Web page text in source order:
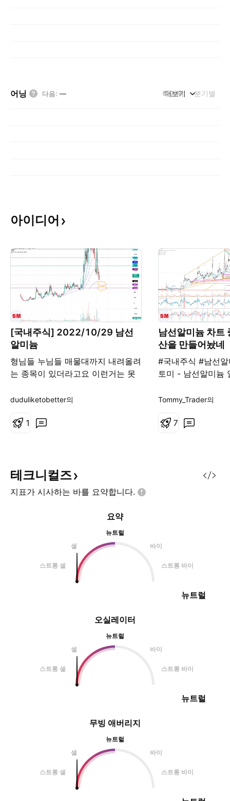
어닝 다음: — 해단위 분기별
더보기
아이디어
[국내주식] 2022/10/29 남선
알미늄
형님들 누님들 매물대까지 내려올려
는 종목이 있더라고요 이런거는 못
에 가격을 매수해서 장투의 목적도
로 도전해봐도 되죠 .
duduliketobetter의
1
남선알미늄 차트
산을 만들어놨네
#국내주식 #남선
토미 - 남선알미늄
던 종목 중 하나라
수렴의 끝단계에
로는 4060 부근에
- 상단에 일
Tommy_Trader의
7
테크니컬즈
지표가 시사하는 바를 요약합니다.
오실레이터
뉴트럴
셀
바이
스트롱 셀 스트롱 바이
뉴트럴
요약
뉴트럴
셀
바이
스트롱 셀 스트롱 바이
뉴트럴
무빙 애버리지
뉴트럴
셀
바이
스트롱 셀 스트롱 바이